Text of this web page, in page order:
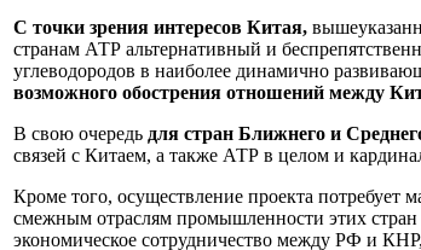
С точки зрения интересов Китая,
странам АТР альтернативный и
углеводородов в наиболее динамично
возможного обострения отношений между
В свою очередь для стран Ближнего и
связей с Китаем, а также АТР в целом и
Кроме того, осуществление проекта потребует
смежным отраслям промышленности этих стран
экономическое сотрудничество между РФ и